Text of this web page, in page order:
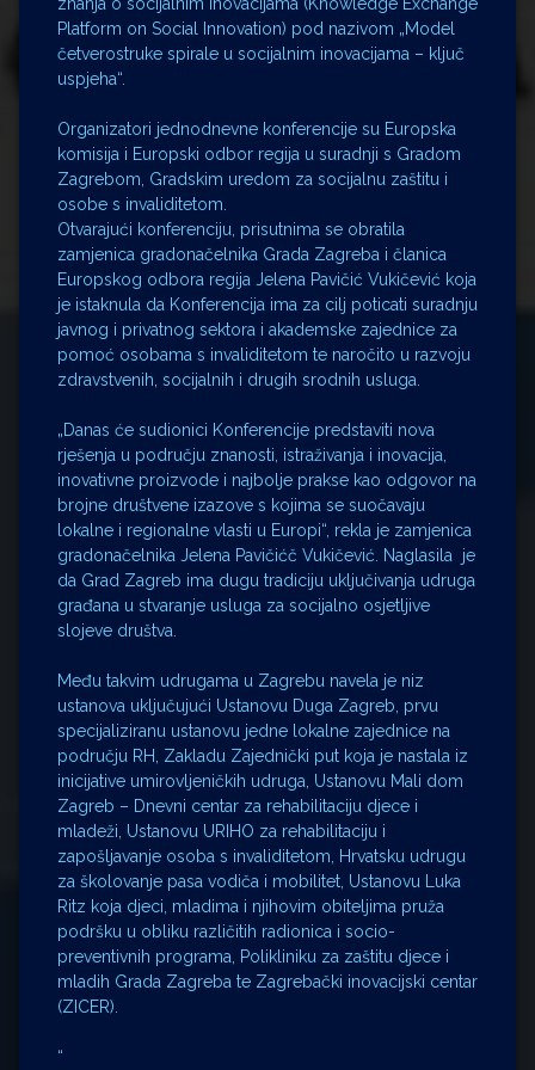
Platform on Social Innovation) pod nazivom „Model
četverostruke spirale u socijalnim inovacijama – ključ
uspjeha“.
Organizatori jednodnevne konferencije su Europska
komisija i Europski odbor regija u suradnji s Gradom
Zagrebom, Gradskim uredom za socijalnu zaštitu i
osobe s invaliditetom.
Otvarajući konferenciju, prisutnima se obratila
zamjenica gradonačelnika Grada Zagreba i članica
Europskog odbora regija Jelena Pavičić Vukičević koja
je istaknula da Konferencija ima za cilj poticati suradnju
javnog i privatnog sektora i akademske zajednice za
pomoć osobama s invaliditetom te naročito u razvoju
zdravstvenih, socijalnih i drugih srodnih usluga.
„Danas će sudionici Konferencije predstaviti nova
rješenja u području znanosti, istraživanja i inovacija,
inovativne proizvode i najbolje prakse kao odgovor na
brojne društvene izazove s kojima se suočavaju
lokalne i regionalne vlasti u Europi“, rekla je zamjenica
gradonačelnika Jelena Pavičićč Vukičević. Naglasila je
da Grad Zagreb ima dugu tradiciju uključivanja udruga
građana u stvaranje usluga za socijalno osjetljive
slojeve društva.
Među takvim udrugama u Zagrebu navela je niz
ustanova uključujući Ustanovu Duga Zagreb, prvu
specijaliziranu ustanovu jedne lokalne zajednice na
području RH, Zakladu Zajednički put koja je nastala iz
inicijative umirovljeničkih udruga, Ustanovu Mali dom
Zagreb – Dnevni centar za rehabilitaciju djece i
mladeži, Ustanovu URIHO za rehabilitaciju i
zapošljavanje osoba s invaliditetom, Hrvatsku udrugu
za školovanje pasa vodiča i mobilitet, Ustanovu Luka
Ritz koja djeci, mladima i njihovim obiteljima pruža
podršku u obliku različitih radionica i socio-
preventivnih programa, Polikliniku za zaštitu djece i
mladih Grada Zagreba te Zagrebački inovacijski centar
(ZICER).
“